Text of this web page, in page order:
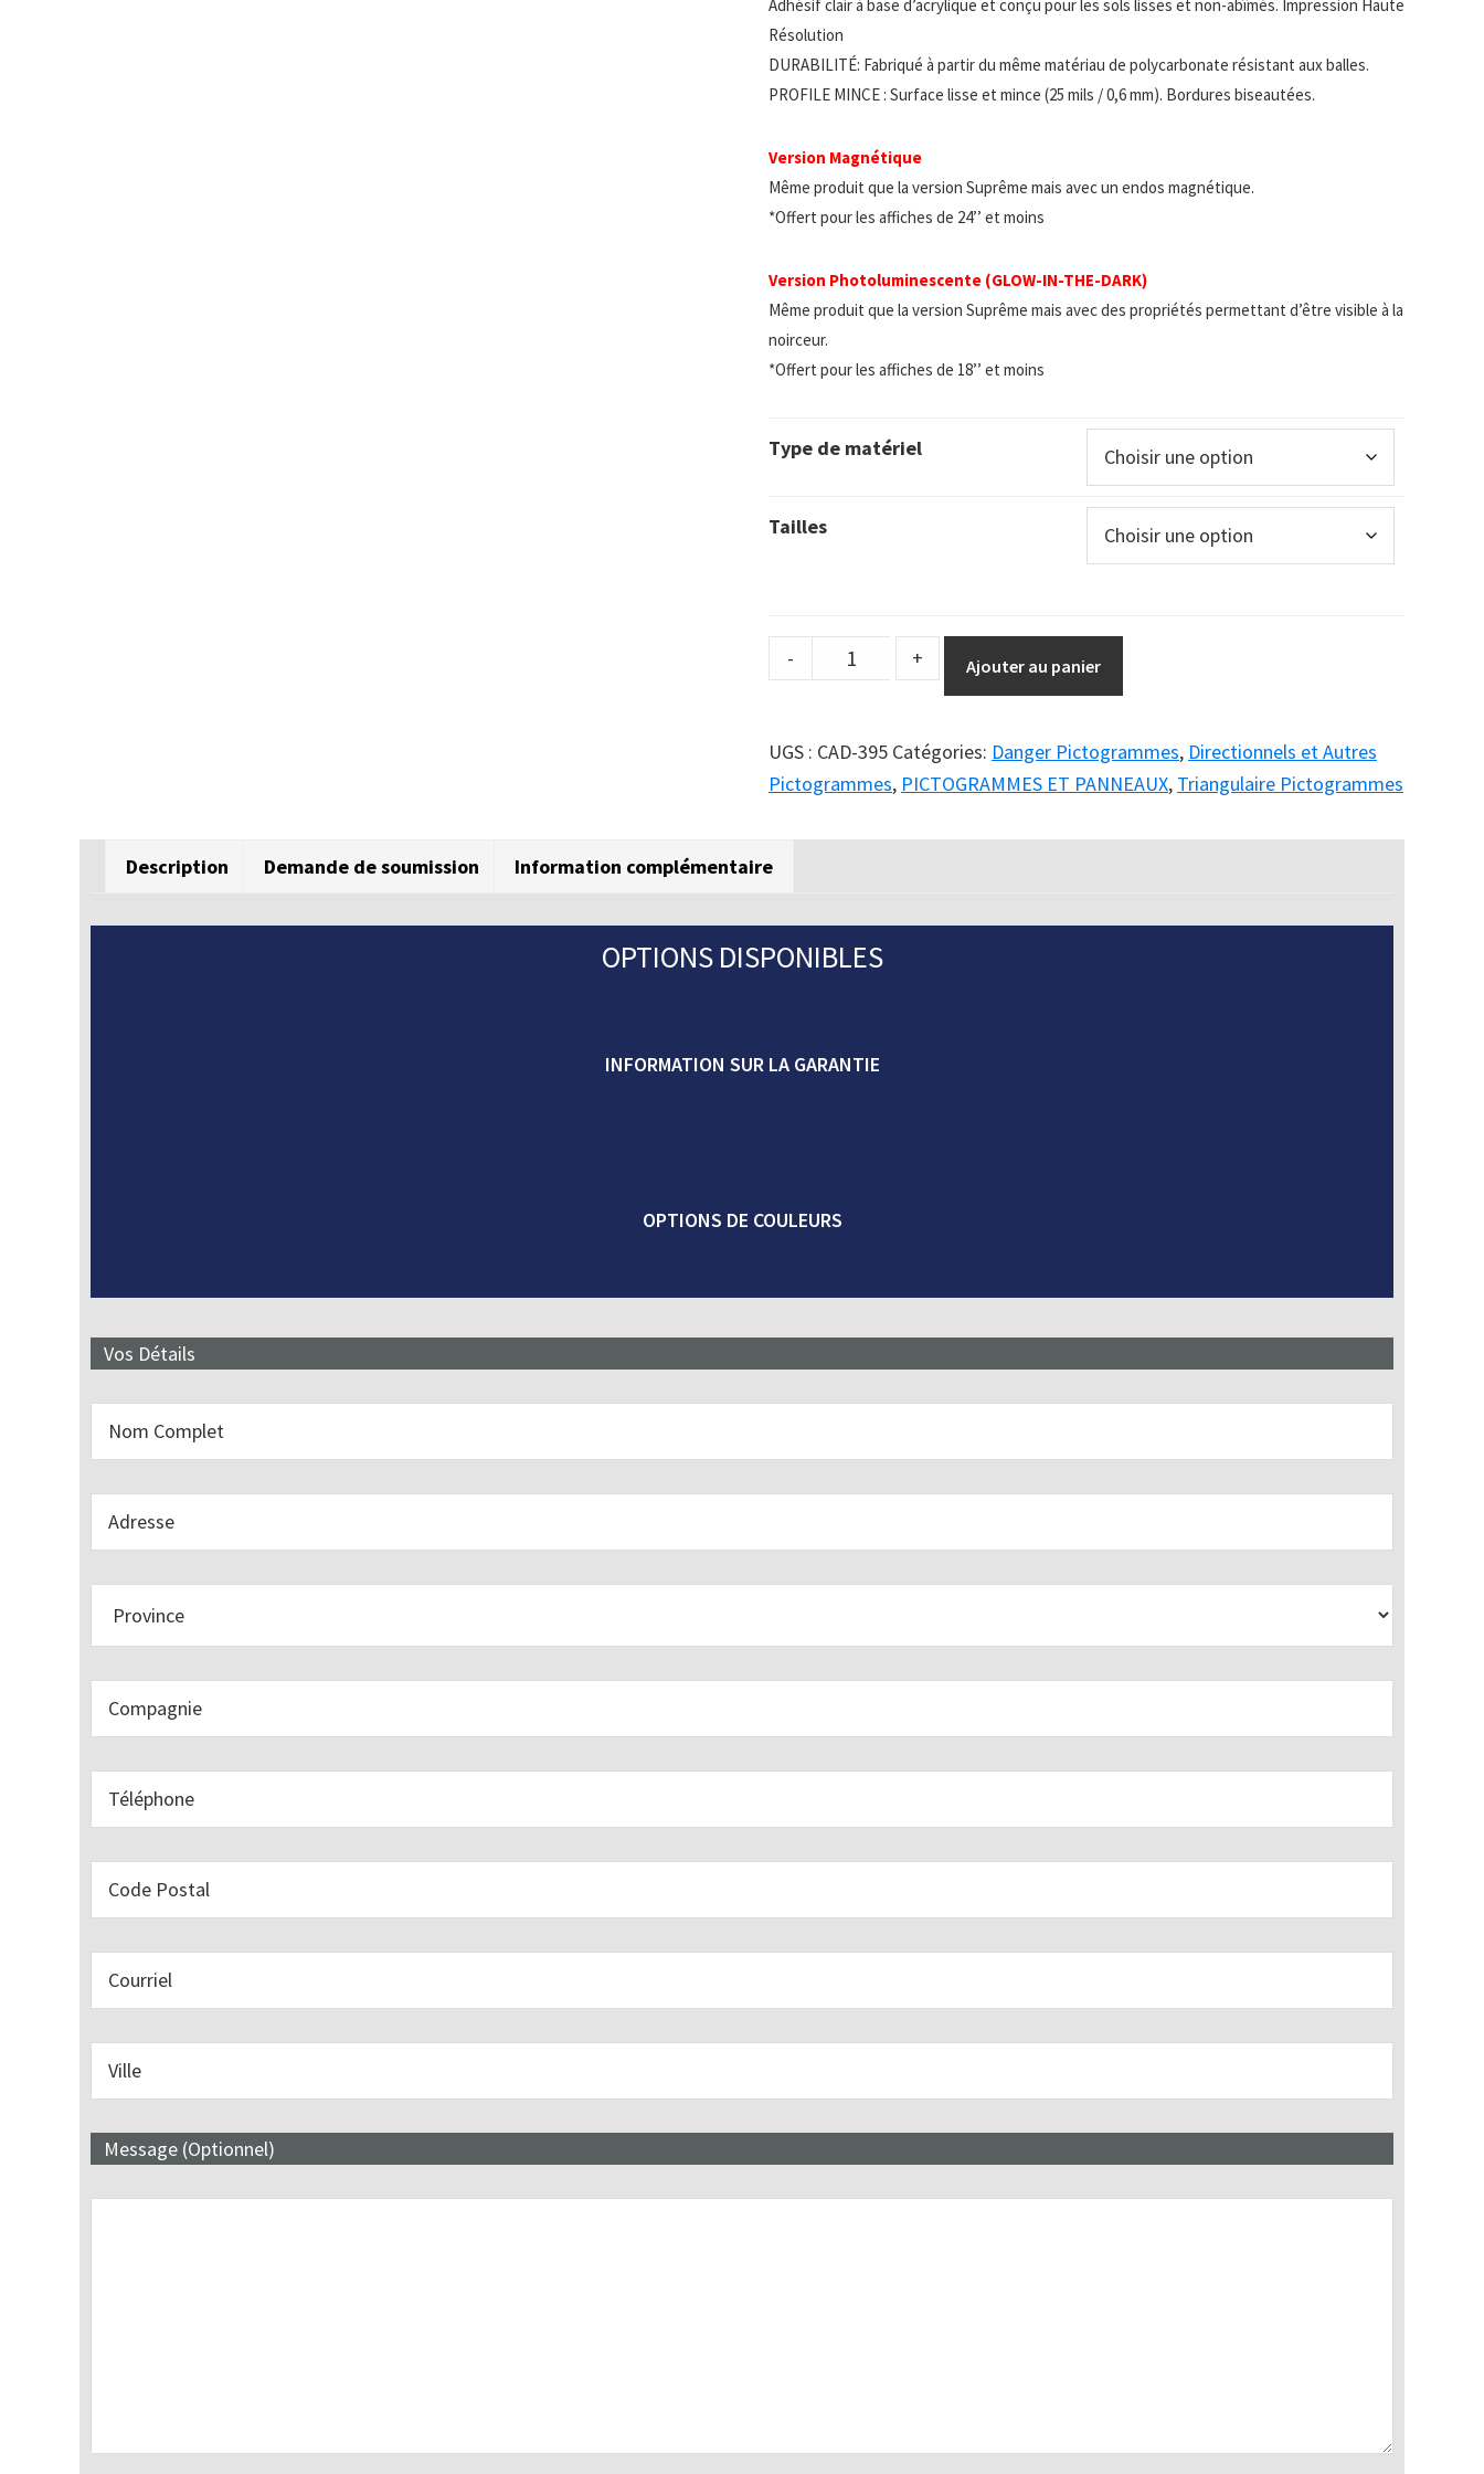
Adhésif clair à base d’acrylique et conçu pour les sols lisses et non-abîmés. Impression Haute
Résolution
DURABILITÉ: Fabriqué à partir du même matériau de polycarbonate résistant aux balles.
PROFILE MINCE : Surface lisse et mince (25 mils / 0,6 mm). Bordures biseautées.
Version Magnétique
Même produit que la version Suprême mais avec un endos magnétique.
*Offert pour les affiches de 24’’ et moins
Version Photoluminescente (GLOW-IN-THE-DARK)
Même produit que la version Suprême mais avec des propriétés permettant d’être visible à la
noirceur.
*Offert pour les affiches de 18’’ et moins
Type de matériel
Tailles
pictogramme
DANGER
(rouge)
- + Ajouter au panier
UGS : CAD-395 Catégories: Danger Pictogrammes, Directionnels et Autres
Pictogrammes, PICTOGRAMMES ET PANNEAUX, Triangulaire Pictogrammes
Description Demande de soumission Information complémentaire
OPTIONS DISPONIBLES
INFORMATION SUR LA GARANTIE
OPTIONS DE COULEURS
Vos Détails
Message (Optionnel)